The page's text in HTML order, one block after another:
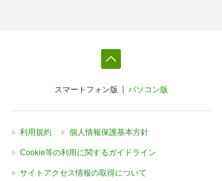
スマートフォン版 パソコン版
利用規約 個人情報保護基本方針
Cookie等の利用に関するガイドライン
サイトアクセス情報の取得について